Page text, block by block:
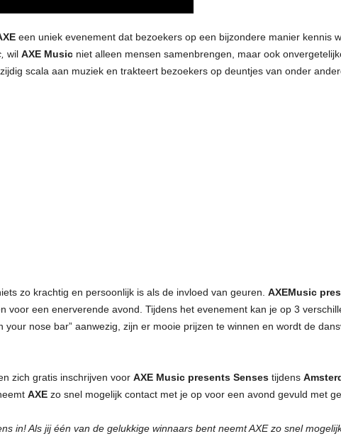
een uniek evenement dat bezoekers op een bijzondere manier kennis
wil AXE Musicniet alleen mensen samenbrengen, maar ook
scala aan muziek en trakteert bezoekers op deuntjes van onder
zo krachtig en persoonlijk is als de invloed van geuren. AXEMusic
voor een enerverende avond. Tijdens het evenement kan je op 3
your nose bar” aanwezig, zijn er mooie prijzen te winnen en wordt de
zich gratis inschrijven voor AXE Music presents Senses tijdens
AXEzo snel mogelijk contact met je op voor een avond gevuld met
in! Als jij één van de gelukkige winnaars bent neemt AXE zo snel